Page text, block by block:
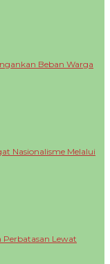
Beban Warga
Nasionalisme Melalui
Perbatasan Lewat